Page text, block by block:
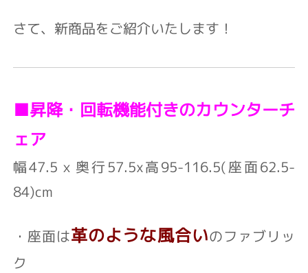
さて、新商品をご紹介いたします！
■昇降・回転機能付きのカウンターチ
ェア
幅47.5ｘ奥行57.5x高95-116.5(座面62.5-
84)cm
・座面は革のような風合いのファブリッ
ク